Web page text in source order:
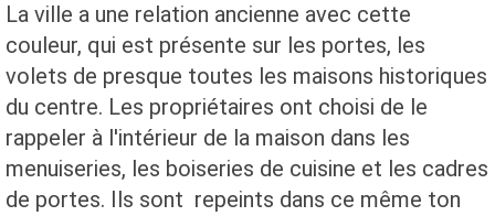
La ville a une relation ancienne avec cette
couleur, qui est présente sur les portes, les
volets de presque toutes les maisons historiques
du centre. Les propriétaires ont choisi de le
rappeler à l'intérieur de la maison dans les
menuiseries, les boiseries de cuisine et les cadres
de portes. Ils sont repeints dans ce même ton